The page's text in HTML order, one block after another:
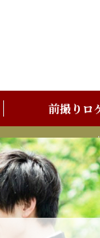
前撮りロ
流れ